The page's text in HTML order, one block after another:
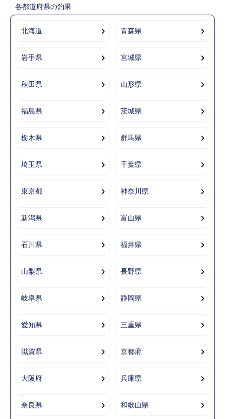
各都道府県の釣果
北海道 青森県
岩手県 宮城県
秋田県 山形県
福島県 茨城県
栃木県 群馬県
埼玉県 千葉県
東京都 神奈川県
新潟県 富山県
石川県 福井県
山梨県 長野県
岐阜県 静岡県
愛知県 三重県
滋賀県 京都府
大阪府 兵庫県
奈良県 和歌山県